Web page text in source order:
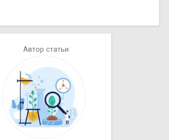
Автор статьи